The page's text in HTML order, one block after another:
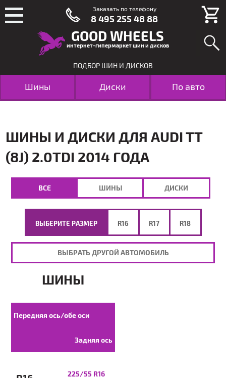
GOOD WHEELS
интернет-гипермаркет шин и дисков
ПОДБОР ШИН И ДИСКОВ
Шины Диски По авто
ШИНЫ И ДИСКИ ДЛЯ AUDI TT
(8J) 2.0TDI 2014 ГОДА
ВЫБЕРИТЕ РАЗМЕР R16 R17 R18
ВЫБРАТЬ ДРУГОЙ АВТОМОБИЛЬ
ВСЕ ШИНЫ ДИСКИ
ШИНЫ
Передняя ось/обе оси
Задняя ось
225/55 R16
Заказать по телефону
8 495 255 48 88